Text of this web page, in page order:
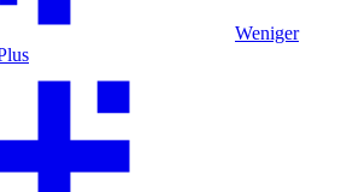
Weniger